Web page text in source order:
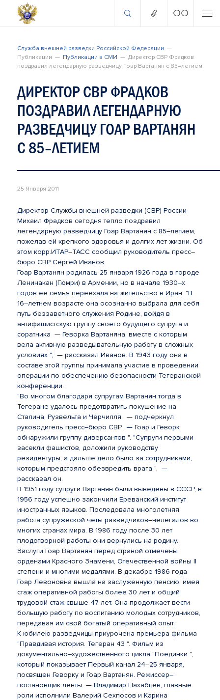
Служба внешней разведки Российской Федерации
Публикации
Публикации в СМИ
Директор СВР Фрадков
поздравил легендарную разведчицу Гоар Вартанян с 85–летием
ДИРЕКТОР СВР ФРАДКОВ
ПОЗДРАВИЛ ЛЕГЕНДАРНУЮ
РАЗВЕДЧИЦУ ГОАР ВАРТАНЯН
С 85–ЛЕТИЕМ
25 Января 2011
Директор Службы внешней разведки (СВР) России
Михаил Фрадков сегодня тепло поздравил
легендарную разведчицу Гоар Вартанян с 85–летием,
пожелав ей крепкого здоровья и долгих лет жизни. Об
этом корр.ИТАР–ТАСС сообщил руководитель пресс–
бюро СВР Сергей Иванов.
Гоар Вартанян родилась 25 января 1926 года в городе
Ленинакан (Гюмри) в Армении, но в начале 1930–х
годов ее семья переехала на жительство в Иран. "В
16–летнем возрасте она осознанно выбрала для себя
путь беззаветного служения Родине, войдя в
антифашистскую группу своего будущего супруга и
соратника — Геворка Вартаняна, вместе с которым
вела активную разведывательную работу в сложных
условиях ", — рассказал Иванов. В 1943 году она в
составе этой группы принимала участие в проведении
операции по обеспечению безопасности Тегеранской
конференции.
"Во многом благодаря супругам Вартанян тогда в
Тегеране удалось предотвратить покушение на
Сталина, Рузвельта и Черчилля, — подчеркнул
руководитель пресс–бюро СВР. — Гоар и Геворк
обнаружили группу диверсантов ". "Супруги первыми
засекли фашистов, доложили руководству
резидентуры, а дальше дело было за сотрудниками,
которым предстояло обезвредить врага ", —
рассказал он.
В 1951 году супруги Вартанян были выведены в СССР, в
1956 году успешно закончили Ереванский институт
иностранных языков. Последовала многолетняя
работа супружеской четы разведчиков–нелегалов во
многих странах мира. В 1986 году после 30 лет
плодотворной работы они вернулись на родину.
Заслуги Гоар Вартанян перед страной отмечены
орденами Красного Знамени, Отечественной войны II
степени и многими медалями. В декабре 1986 года
Гоар Левоновна вышла на заслуженную пенсию, имея
стаж оперативной работы более 30 лет и общий
трудовой стаж свыше 47 лет. Она продолжает вести
большую работу по воспитанию молодых сотрудников,
передавая им свой богатый оперативный опыт.
К юбилею разведчицы приурочена премьера фильма
"Правдивая история. Тегеран 43 ". Фильм из
документально–художественного цикла "Поединки ",
который показывает Первый канал 24–25 января,
посвящен Геворку и Гоар Вартанян. Режиссер–
постановщик ленты — Владимир Нахабцев, главные
роли исполнили Валерий Сехпосов и Карина